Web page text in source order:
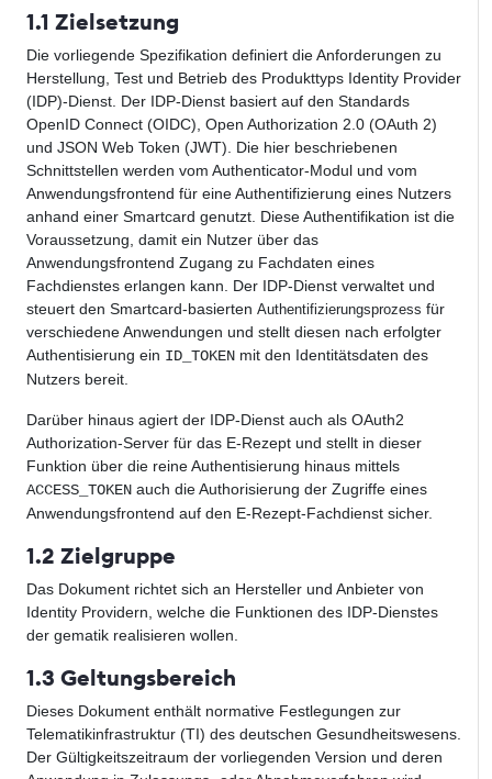
1.1 Zielsetzung
Die vorliegende Spezifikation definiert die Anforderungen zu
Herstellung, Test und Betrieb des Produkttyps Identity Provider
(IDP)-Dienst. Der IDP-Dienst basiert auf den Standards
OpenID Connect (OIDC), Open Authorization 2.0 (OAuth 2)
und JSON Web Token (JWT). Die hier beschriebenen
Schnittstellen werden vom Authenticator-Modul und vom
Anwendungsfrontend für eine Authentifizierung eines Nutzers
anhand einer Smartcard genutzt. Diese Authentifikation ist die
Voraussetzung, damit ein Nutzer über das
Anwendungsfrontend Zugang zu Fachdaten eines
Fachdienstes erlangen kann. Der IDP-Dienst verwaltet und
steuert den Smartcard-basierten Authentifizierungsprozess für
verschiedene Anwendungen und stellt diesen nach erfolgter
Authentisierung ein ID_TOKEN mit den Identitätsdaten des
Nutzers bereit.
Darüber hinaus agiert der IDP-Dienst auch als OAuth2
Authorization-Server für das E-Rezept und stellt in dieser
Funktion über die reine Authentisierung hinaus mittels
ACCESS_TOKEN auch die Authorisierung der Zugriffe eines
Anwendungsfrontend auf den E-Rezept-Fachdienst sicher.
1.2 Zielgruppe
Das Dokument richtet sich an Hersteller und Anbieter von
Identity Providern, welche die Funktionen des IDP-Dienstes
der gematik realisieren wollen.
1.3 Geltungsbereich
Dieses Dokument enthält normative Festlegungen zur
Telematikinfrastruktur (TI) des deutschen Gesundheitswesens.
Der Gültigkeitszeitraum der vorliegenden Version und deren